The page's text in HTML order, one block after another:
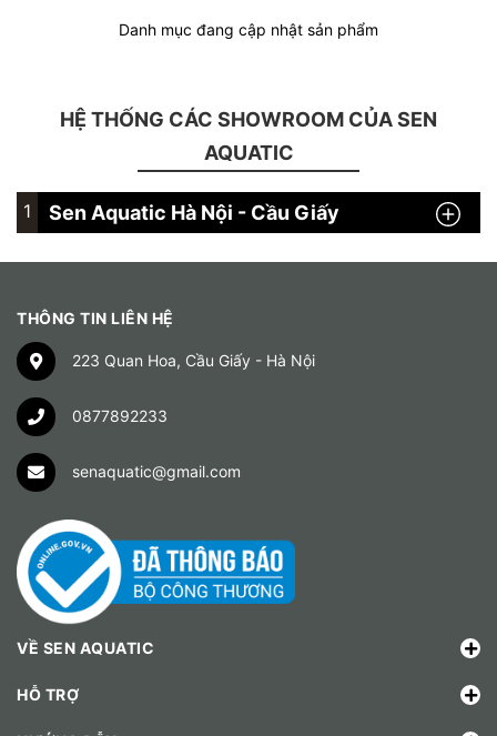
Danh mục đang cập nhật sản phẩm
HỆ THỐNG CÁC SHOWROOM CỦA SEN
AQUATIC
1 Sen Aquatic Hà Nội - Cầu Giấy
THÔNG TIN LIÊN HỆ
223 Quan Hoa, Cầu Giấy - Hà Nội
0877892233
senaquatic@gmail.com
VỀ SEN AQUATIC
HỖ TRỢ